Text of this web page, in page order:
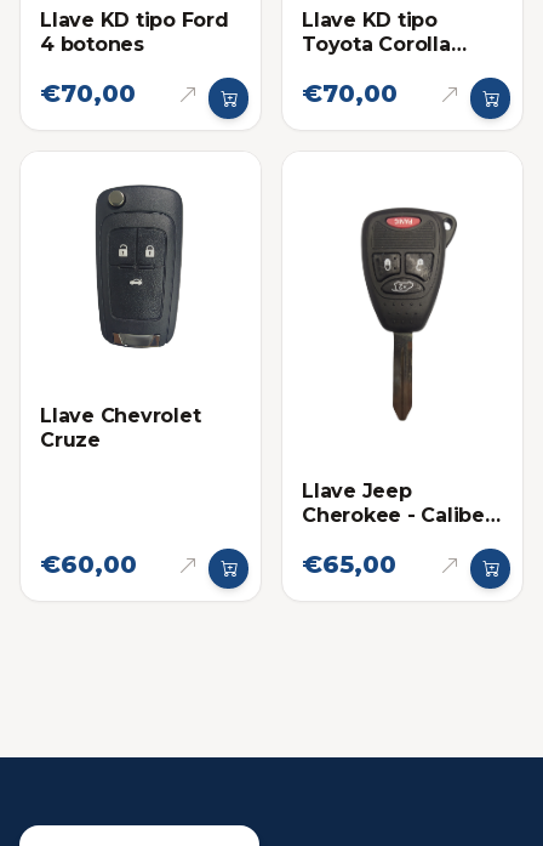
Llave KD tipo Ford
4 botones
€70,00
Llave KD tipo
Toyota Corolla
€70,00
Llave Chevrolet
Cruze
€60,00
Llave Jeep
Cherokee - Caliber
€65,00